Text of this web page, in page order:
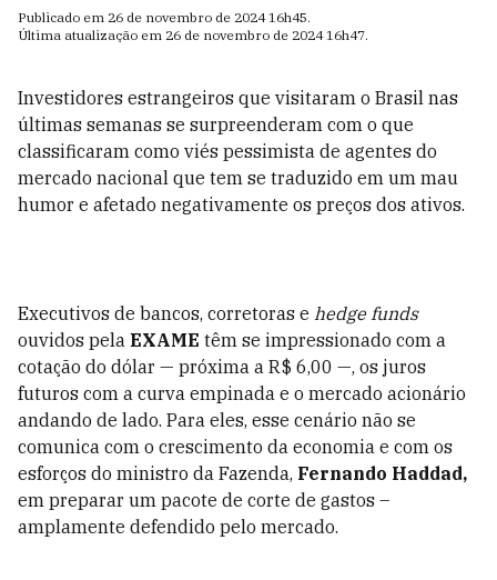
Publicado em 26 de novembro de 2024 16h45.
Última atualização em 26 de novembro de 2024 16h47.
Investidores estrangeiros que visitaram o Brasil nas
últimas semanas se surpreenderam com o que
classificaram como viés pessimista de agentes do
mercado nacional que tem se traduzido em um mau
humor e afetado negativamente os preços dos ativos.
Executivos de bancos, corretoras e hedge funds
ouvidos pela EXAME têm se impressionado com a
cotação do dólar — próxima a R$ 6,00 —, os juros
futuros com a curva empinada e o mercado acionário
andando de lado. Para eles, esse cenário não se
comunica com o crescimento da economia e com os
esforços do ministro da Fazenda, Fernando Haddad,
em preparar um pacote de corte de gastos –
amplamente defendido pelo mercado.